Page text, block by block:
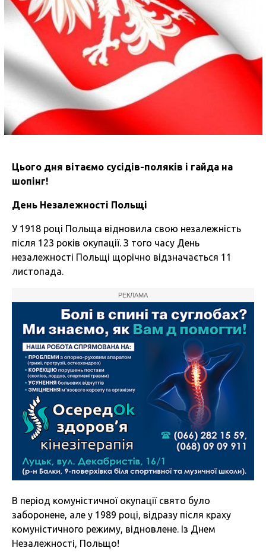
Цього дня вітаємо сусідів-поляків і гайда на
шопінг!
День Незалежності Польщі
У 1918 році Польща відновила свою незалежність
після 123 років окупації. З того часу День
незалежності Польщі щорічно відзначається 11
листопада.
РЕКЛАМА
В період комуністичної окупації свято було
заборонене, але у 1989 році, відразу після краху
комуністичного режиму, відновлене. Із Днем
Незалежності, Польщо!